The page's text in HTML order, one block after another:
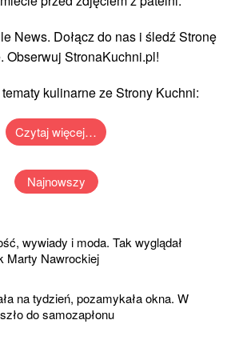
News. Dołącz do nas i śledź Stronę
Obserwuj StronaKuchni.pl!
kulinarne ze Strony Kuchni:
Czytaj więcej…
Najnowszy
wywiady i moda. Tak wyglądał
Marty Nawrockiej
na tydzień, pozamykała okna. W
do samozapłonu